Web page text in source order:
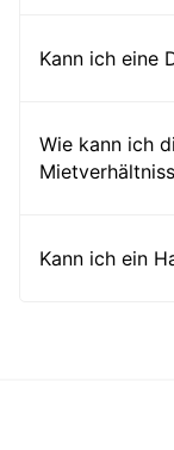
Kann ich eine
Wie kann ich
Kann ich ein